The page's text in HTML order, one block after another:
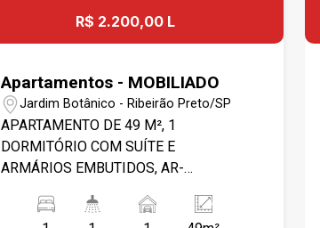
R$ 2.200,00 L
Apartamentos - MOBILIADO
Jardim Botânico - Ribeirão Preto/SP
APARTAMENTO DE 49 M², 1
DORMITÓRIO COM SUÍTE E
ARMÁRIOS EMBUTIDOS, AR-
HOME OFFICE. SALA INTEGRADA À